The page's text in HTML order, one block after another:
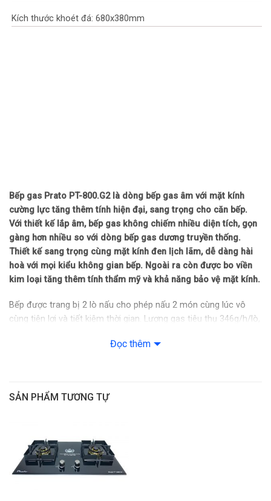
Kích thước khoét đá: 680x380mm
Bếp gas Prato PT-800.G2 là dòng bếp gas âm với mặt kính
cường lực tăng thêm tính hiện đại, sang trọng cho căn bếp.
Với thiết kế lắp âm, bếp gas không chiếm nhiều diện tích, gọn
gàng hơn nhiều so với dòng bếp gas dương truyền thống.
Thiết kế sang trọng cùng mặt kính đen lịch lãm, dễ dàng hài
hoà với mọi kiểu không gian bếp. Ngoài ra còn được bo viền
kim loại tăng thêm tính thẩm mỹ và khả năng bảo vệ mặt kính.
Bếp được trang bị 2 lò nấu cho phép nấu 2 món cùng lúc vô
cùng tiện lợi và tiết kiệm thời gian. Lượng gas tiêu thụ 346g/h/lò,
Kích thước khoét đá: 650R x 350S mm
Đọc thêm
SẢN PHẨM TƯƠNG TỰ